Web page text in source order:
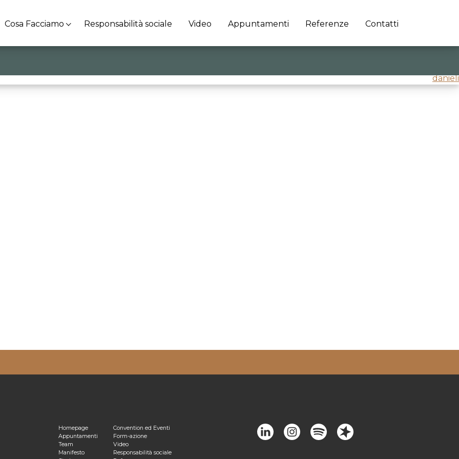
Cosa Facciamo Responsabilità sociale Video Appuntamenti Referenze Contatti
danieli
Privacy PolicyHomepage
Appuntamenti
Team
Manifesto
Convention ed Eventi
Form-azione
Video
Responsabilità sociale